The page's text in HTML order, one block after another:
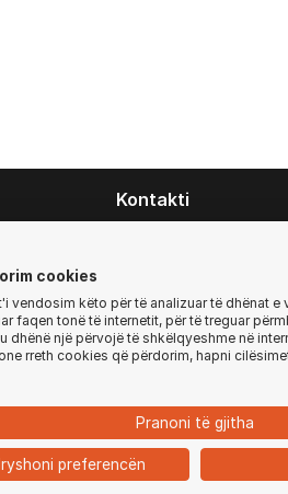
Kontakti
Për kërkesa të
b2b@zirafa50.mk
cookies
vendosim këto për të analizuar të dhënat e
faqen tonë të internetit, për të treguar
dhënë një përvojë të shkëlqyeshme në
rreth cookies që përdorim, hapni
Pranoni të gjitha
preferencën